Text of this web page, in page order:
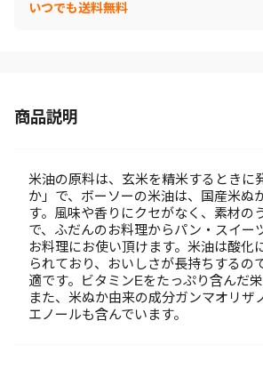
いつでも送料無料
商品説明
米油の原料は、玄米を精米するときに
か」で、ボーソーの米油は、国産米ぬ
す。風味や香りにクセがなく、素材の
で、ふだんのお料理からパン・スイー
お料理にお使い頂けます。米油は酸化
られており、おいしさが長持ちするの
適です。ビタミンEをたっぷり含んだ栄
また、米ぬか由来の成分ガンマオリザ
エノールも含んでいます。